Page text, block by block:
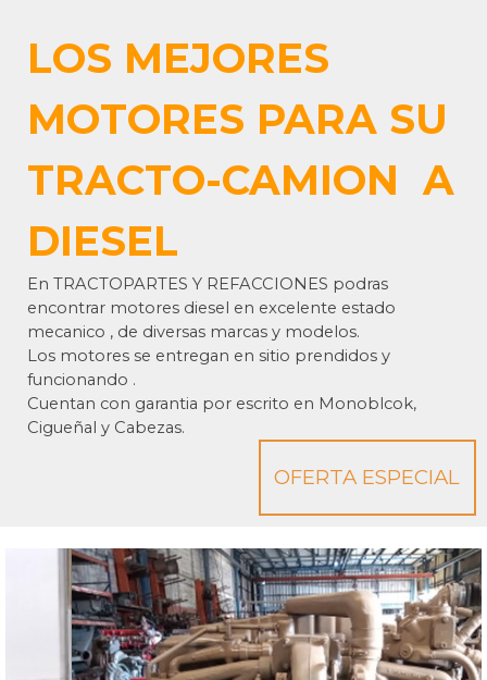
LOS MEJORES
MOTORES PARA SU
TRACTO-CAMION A
DIESEL
En TRACTOPARTES Y REFACCIONES podras
encontrar motores diesel en excelente estado
mecanico , de diversas marcas y modelos.
Los motores se entregan en sitio prendidos y
funcionando .
Cuentan con garantia por escrito en Monoblcok,
Cigueñal y Cabezas.
OFERTA ESPECIAL